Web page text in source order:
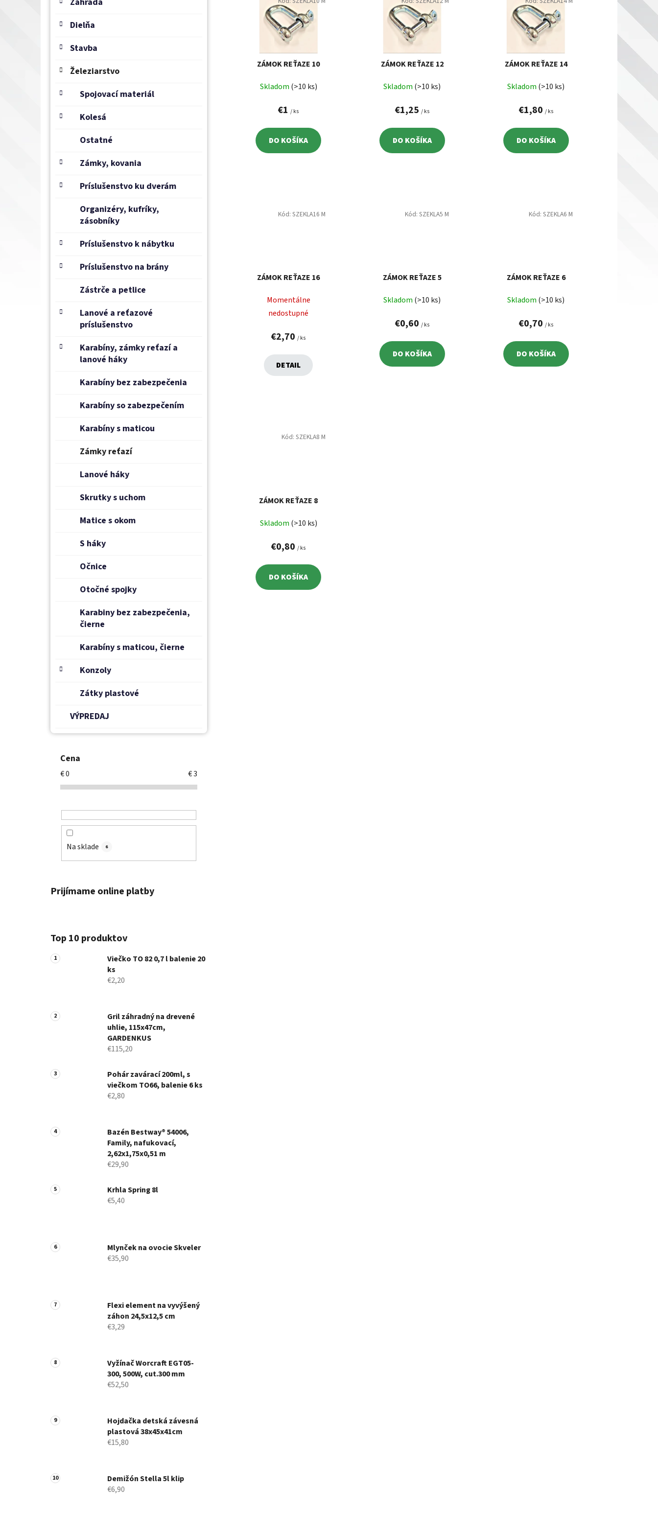
Dielňa
Stavba
Železiarstvo
Spojovací materiál
Kolesá
Ostatné
Zámky, kovania
Príslušenstvo ku dverám
Organizéry, kufríky,
zásobníky
Príslušenstvo k nábytku
Príslušenstvo na brány
Zástrče a petlice
Lanové a reťazové
príslušenstvo
Karabíny, zámky reťazí a
lanové háky
Karabíny bez zabezpečenia
Karabíny so zabezpečením
Karabíny s maticou
Zámky reťazí
Lanové háky
Skrutky s uchom
Matice s okom
S háky
Očnice
Otočné spojky
Karabiny bez zabezpečenia,
čierne
Karabíny s maticou, čierne
Konzoly
Zátky plastové
VÝPREDAJ
Cena
€0 €3
Na sklade 6
Prijímame online platby
Top 10 produktov
Viečko TO 82 0,7 l balenie 20
ks
€2,20
Gril záhradný na drevené
uhlie, 115x47cm,
GARDENKUS
€115,20
Pohár zavárací 200ml, s
viečkom TO66, balenie 6 ks
€2,80
Bazén Bestway® 54006,
Family, nafukovací,
2,62x1,75x0,51 m
€29,90
Krhla Spring 8l
€5,40
Mlynček na ovocie Skveler
€35,90
Flexi element na vyvýšený
záhon 24,5x12,5 cm
€3,29
Vyžínač Worcraft EGT05-
300, 500W, cut.300 mm
€52,50
Hojdačka detská závesná
plastová 38x45x41cm
€15,80
Demižón Stella 5l klip
€6,90
ZÁMOK REŤAZE 10
Skladom (>10 ks)
€1/ ks
DO KOŠÍKA
ZÁMOK REŤAZE 12
Skladom (>10 ks)
€1,25 / ks
DO KOŠÍKA
ZÁMOK REŤAZE 14
Skladom (>10 ks)
€1,80 / ks
DO KOŠÍKA
ZÁMOK REŤAZE 16
Momentálne
nedostupné
€2,70/ ks
DETAIL
Kód: SZEKLA16 M
ZÁMOK REŤAZE 5
Skladom (>10 ks)
€0,60 / ks
DO KOŠÍKA
Kód:SZEKLA5 M
ZÁMOK REŤAZE 6
Skladom (>10 ks)
€0,70 / ks
DO KOŠÍKA
Kód: SZEKLA6 M
ZÁMOK REŤAZE 8
Skladom (>10 ks)
€0,80/ ks
DO KOŠÍKA
Kód: SZEKLA8 M